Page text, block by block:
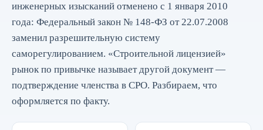
инженерных изысканий отменено с 1 января 2010
года: Федеральный закон № 148-ФЗ от 22.07.2008
заменил разрешительную систему
саморегулированием. «Строительной лицензией»
рынок по привычке называет другой документ —
подтверждение членства в СРО. Разбираем, что
оформляется по факту.